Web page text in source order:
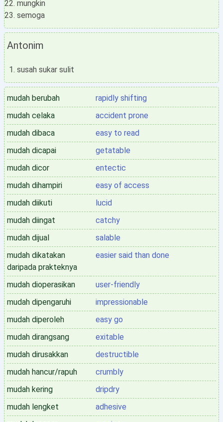
mungkin
semoga
Antonim
susah sukar sulit
mudah berubah
rapidly shifting
mudah celaka
accident prone
mudah dibaca
easy to read
mudah dicapai
getatable
mudah dicor
entectic
mudah dihampiri
easy of access
mudah diikuti
lucid
mudah diingat
catchy
mudah dijual
salable
mudah dikatakan
daripada prakteknya
easier said than done
mudah dioperasikan
user-friendly
mudah dipengaruhi
impressionable
mudah diperoleh
easy go
mudah dirangsang
exitable
mudah dirusakkan
destructible
mudah hancur/rapuh
crumbly
mudah kering
dripdry
mudah lengket
adhesive